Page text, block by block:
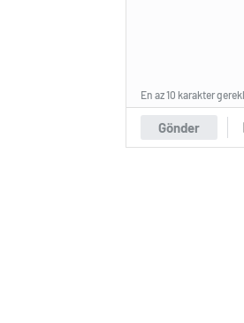
Gönder
En az 10 karakter